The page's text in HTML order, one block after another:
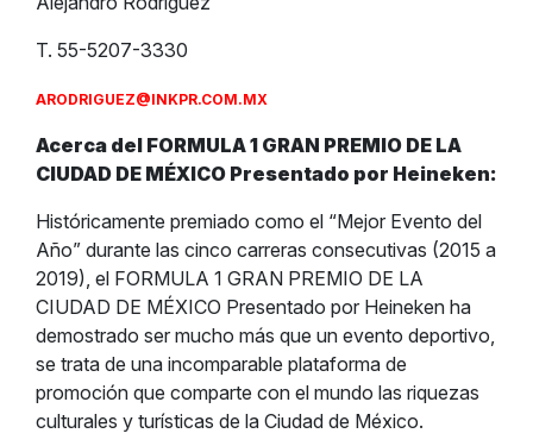
T. 55-5207-3330
ARODRIGUEZ@INKPR.COM.MX
Acerca del FORMULA 1 GRAN PREMIO DE LA
CIUDAD DE MÉXICO Presentado por Heineken:
Históricamente premiado como el “Mejor Evento del
Año” durante las cinco carreras consecutivas (2015 a
2019), el FORMULA 1 GRAN PREMIO DE LA
CIUDAD DE MÉXICO Presentado por Heineken ha
demostrado ser mucho más que un evento deportivo,
se trata de una incomparable plataforma de
promoción que comparte con el mundo las riquezas
culturales y turísticas de la Ciudad de México.